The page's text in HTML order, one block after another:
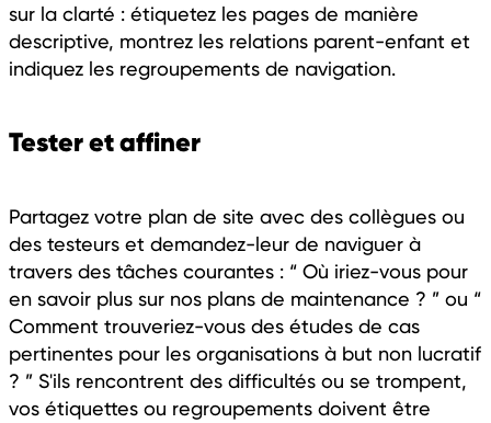
sur la clarté : étiquetez les pages de manière
descriptive, montrez les relations parent-enfant et
indiquez les regroupements de navigation.
Tester et affiner
Partagez votre plan de site avec des collègues ou
des testeurs et demandez-leur de naviguer à
travers des tâches courantes : “ Où iriez-vous pour
en savoir plus sur nos plans de maintenance ? ” ou “
Comment trouveriez-vous des études de cas
pertinentes pour les organisations à but non lucratif
? ” S'ils rencontrent des difficultés ou se trompent,
vos étiquettes ou regroupements doivent être